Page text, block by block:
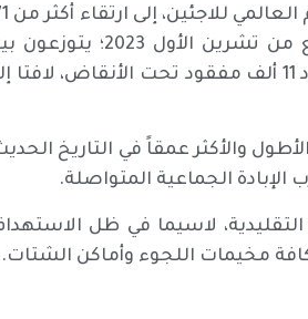
وأضاف أبو هولي، في بيان
ألف شهيد منذ نكبة عام 1948، من بينهم 74,176 شهيداً منذ السابع من تشرين الأول
72,996 شهيداً في قطاع غزة و1,180 شهيداً في الضفة الغربية، مع وجود 11 ألف مفقود تحت الأنقاض،
والأكثر عمقاً في التاريخ
الجماعية المتواصلة.
التقليدية، لاسيما في ظل
مخيمات اللجوء وأماكن الشتات.